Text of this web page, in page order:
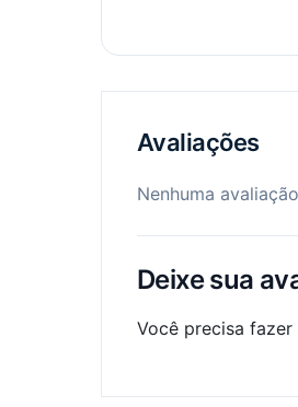
Avaliações
Nenhuma
Deixe sua
Você precisa fazer